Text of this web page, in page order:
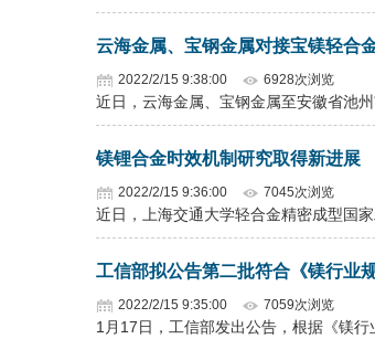
云海金属、宝钢金属对接宝镁轻合
2022/2/15 9:38:00 6928次浏览
近日，云海金属、宝钢金属至安徽省池
镁锂合金时效机制研究取得新进展
2022/2/15 9:36:00 7045次浏览
近日，上海交通大学轻合金精密成型国
工信部拟公告第二批符合《镁行业
2022/2/15 9:35:00 7059次浏览
1月17日，工信部发出公告，根据《镁